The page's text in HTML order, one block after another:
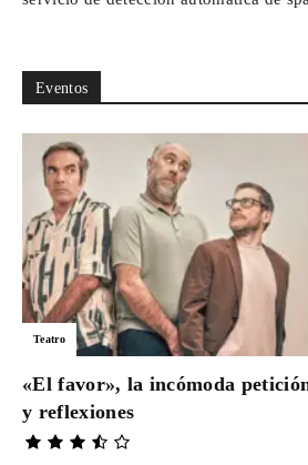
Eventos
Teatro
«El favor», la incómoda
y reflexiones